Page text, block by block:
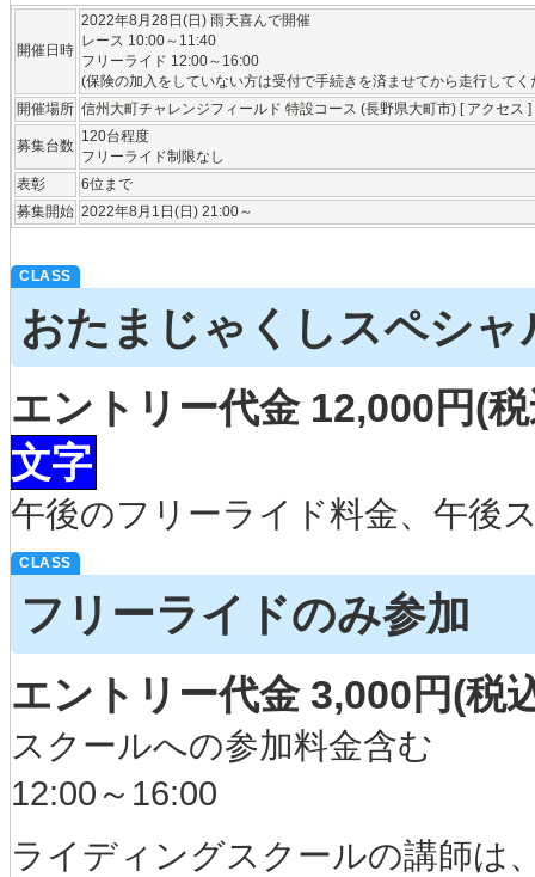
開催日時
2022年8月28日(日) 雨天喜んで開催
レース 10:00～11:40
フリーライド 12:00～16:00
(保険の加入をしていない方は受付で手続きを済ませてから走行してく
開催場所 信州大町チャレンジフィールド 特設コース (長野県大町市) [ アクセス ]
募集台数
120台程度
フリーライド制限なし
表彰
6位まで
募集開始 2022年8月1日(日) 21:00～
おたまじゃくしスペシャ
エントリー代金 12,000円(
文字
午後のフリーライド料金、午後
フリーライドのみ参加
エントリー代金 3,000円(税
スクールへの参加料金含む
12:00～16:00
ライディングスクールの講師は